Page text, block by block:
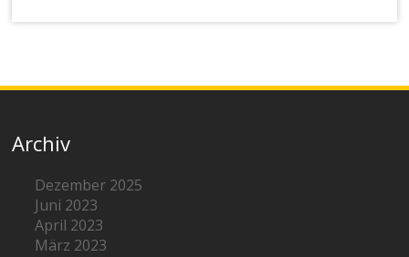
Archiv
Dezember 2025
Juni 2023
April 2023
März 2023